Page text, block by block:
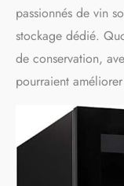
passionnés de vin
stockage dédié.
de conservation,
pourraient